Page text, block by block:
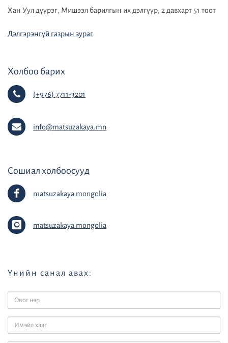
Хан Уул дүүрэг, Мишээл барилгын их дэлгүүр, 2 давхарт 51 тоот
Дэлгэрэнгүй газрын зураг
Холбоо барих
(+976) 7711-3201
info@matsuzakaya.mn
Сошиал холбоосууд
matsuzakaya mongolia
matsuzakaya mongolia
Үнийн санал авах: